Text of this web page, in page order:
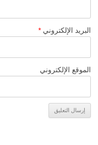
البريد الإلكتروني *
الموقع الإلكتروني